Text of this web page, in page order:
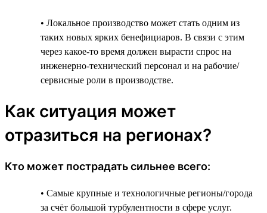
• Локальное производство может стать одним из
таких новых ярких бенефициаров. В связи с этим
через какое-то время должен вырасти спрос на
инженерно-технический персонал и на рабочие/
сервисные роли в производстве.
Как ситуация может
отразиться на регионах?
Кто может пострадать сильнее всего:
• Самые крупные и технологичные регионы/города
за счёт большой турбулентности в сфере услуг.